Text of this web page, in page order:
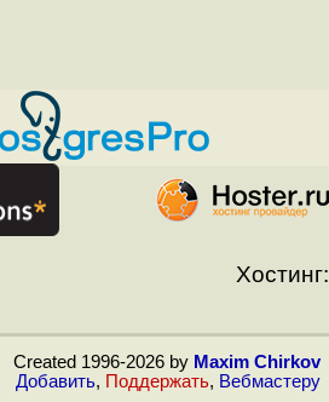
Хостинг:
Created 1996-2026 by Maxim Chirkov
Добавить, Поддержать, Вебмастеру